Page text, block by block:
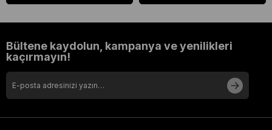
Bültene kaydolun, kampanya ve yenilikleri
kaçırmayın!